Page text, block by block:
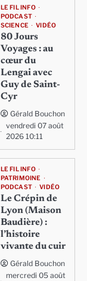
LE FIL INFO
PODCAST
SCIENCE
VIDÉO
80 Jours
Voyages : au
cœur du
Lengai avec
Guy de Saint-
Cyr
Gérald Bouchon
vendredi 07 août
2026 10:11
LE FIL INFO
PATRIMOINE
PODCAST
VIDÉO
Le Crépin de
Lyon (Maison
Baudière) :
l’histoire
vivante du cuir
Gérald Bouchon
mercredi 05 août